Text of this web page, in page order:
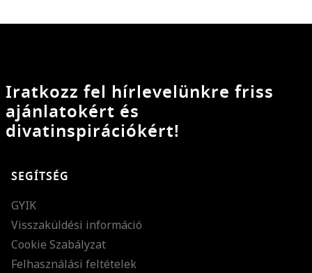
Iratkozz fel hírlevelünkre friss
ajánlatokért és
divatinspirációkért!
SEGÍTSÉG
GYIK
Visszaküldési információ
Cookie Szabályzat
Felhasználási feltételek